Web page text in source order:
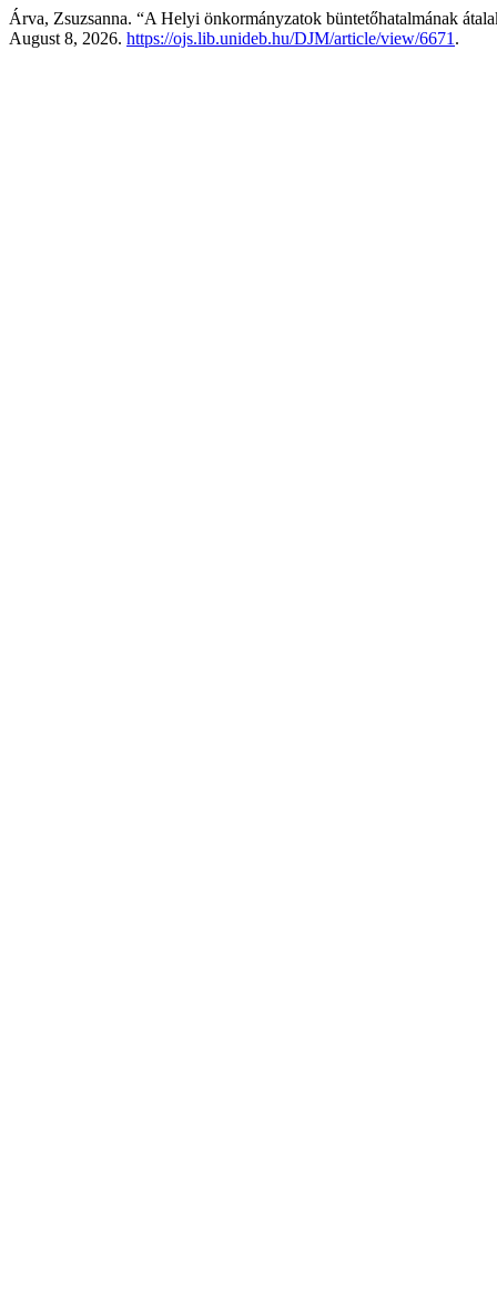
Árva, Zsuzsanna. “A Helyi önkormányzatok büntetőhatalmának
August 8, 2026. https://ojs.lib.unideb.hu/DJM/article/view/6671 .